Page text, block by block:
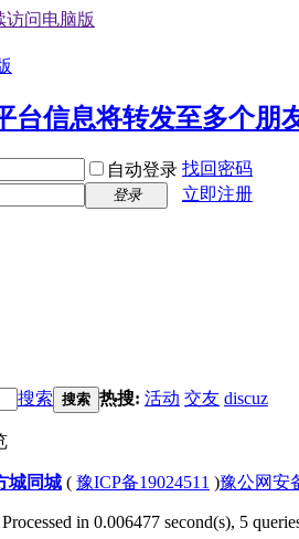
访问电脑版
自动登录 找回密码
登录 立即注册
搜索 搜索 热搜: 活动 交友 discuz
城同城 ( 豫ICP备19024511 )豫公网安
Processed in 0.006477 second(s), 5